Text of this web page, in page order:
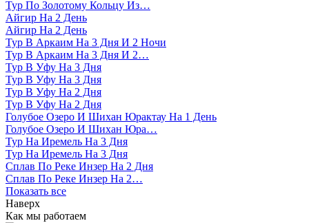
Тур По Золотому Кольцу Из…
Айгир На 2 День
Айгир На 2 День
Тур В Аркаим На 3 Дня И 2 Ночи
Тур В Аркаим На 3 Дня И 2…
Тур В Уфу На 3 Дня
Тур В Уфу На 3 Дня
Тур В Уфу На 2 Дня
Тур В Уфу На 2 Дня
Голубое Озеро И Шихан Юрактау На 1 День
Голубое Озеро И Шихан Юра…
Тур На Иремель На 3 Дня
Тур На Иремель На 3 Дня
Сплав По Реке Инзер На 2 Дня
Сплав По Реке Инзер На 2…
Показать все
Наверх
Как мы работаем